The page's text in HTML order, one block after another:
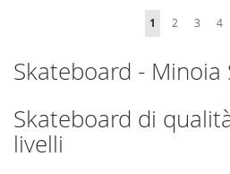
CONFRONTOAttualmente
leggendo
pagina
1 Pagina
2 Pagina
3 4
Skateboard - Minoia
Skateboard di
livelli